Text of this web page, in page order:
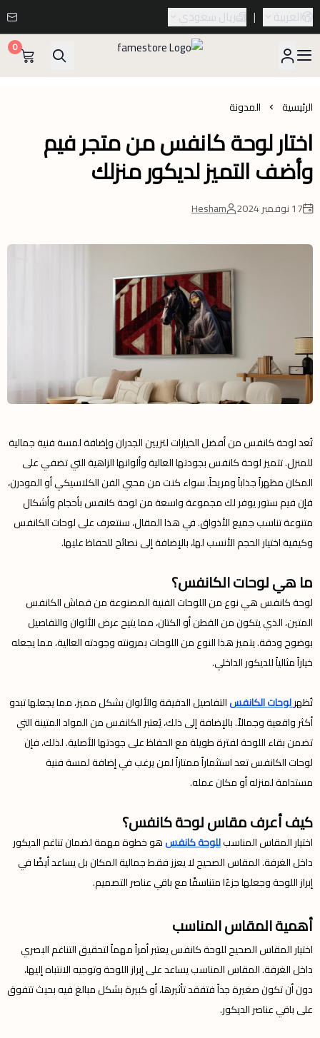
العربية | ريال سعودي
0
الرئيسية المدونة
اختار لوحة كانفس من متجر فيم
وأضف التميز لديكور منزلك
17 نوفمبر 2024 Hesham
تُعد لوحة كانفس من أفضل الخيارات لتزيين الجدران وإضافة لمسة فنية جمالية
للمنزل. تتميز لوحة كانفس بجودتها العالية وألوانها الزاهية التي تضفي على
المكان مظهراً جذاباً ومريحاً. سواء كنت من محبي الفن الكلاسيكي أو المودرن،
فإن فيم ستور يوفر لك مجموعة واسعة من لوحة كانفس بأحجام وأشكال
متنوعة تناسب جميع الأذواق. في هذا المقال، سنتعرف على لوحات الكانفس
وكيفية اختيار الحجم الأنسب لها، بالإضافة إلى نصائح للحفاظ عليها.
ما هي لوحات الكانفس؟
لوحة كانفس هي نوع من اللوحات الفنية المصنوعة من قماش الكانفس
المتين، الذي يتكون من القطن أو الكتان، مما يتيح عرض الألوان والتفاصيل
بوضوح ودقة. يتميز هذا النوع من اللوحات بمرونته وجودته العالية، مما يجعله
خياراً مثالياً للديكور الداخلي.
تُظهرلوحات الكانفسالتفاصيل الدقيقة والألوان بشكل مميز، مما يجعلها تبدو
أكثر واقعية وجمالاً. بالإضافة إلى ذلك، يُعتبر الكانفس من المواد المتينة التي
تضمن بقاء اللوحة لفترة طويلة مع الحفاظ على جودتها الأصلية. لذلك، فإن
لوحات الكانفس تعد استثماراً ممتازاً لمن يرغب في إضافة لمسة فنية
مستدامة لمنزله أو مكان عمله.
كيف أعرف مقاس لوحة كانفس؟
اختيار المقاس المناسبللوحة كانفسهو خطوة مهمة لضمان تناغم الديكور
داخل الغرفة. المقاس الصحيح لا يعزز فقط جمالية المكان بل يساعد أيضًا في
إبراز اللوحة وجعلها جزءًا متناسقًا مع باقي عناصر التصميم.
أهمية المقاس المناسب
اختيار المقاس الصحيح للوحة كانفس يعتبر أمراً مهماً لتحقيق التناغم البصري
داخل الغرفة. المقاس المناسب يساعد على إبراز اللوحة وتوجيه الانتباه إليها،
دون أن تكون صغيرة جداً فتفقد تأثيرها، أو كبيرة بشكل مبالغ فيه بحيث تتفوق
على باقي عناصر الديكور.